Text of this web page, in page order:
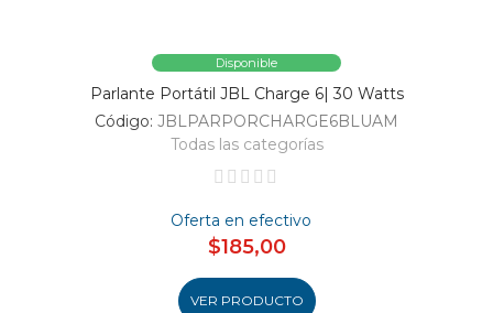
Disponible
Parlante Portátil JBL Charge 6| 30 Watts
Código: JBLPARPORCHARGE6BLUAM
Todas las categorías
Oferta en efectivo
$185,00
VER PRODUCTO